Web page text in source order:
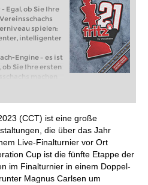
Egal, ob Sie Ihre
spielen:
intelligenter
Engine – es ist
Sie Ihre ersten
machen
Mit
intelligenter und
(CCT) ist eine große
die über das Jahr
Live-Finalturnier vor Ort
Cup ist die fünfte Etappe der
im Finalturnier in einem Doppel-
Magnus Carlsen um